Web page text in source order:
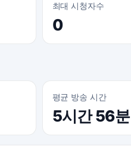
최대 시청자수
0
평균 방송 시간
5시간 56분